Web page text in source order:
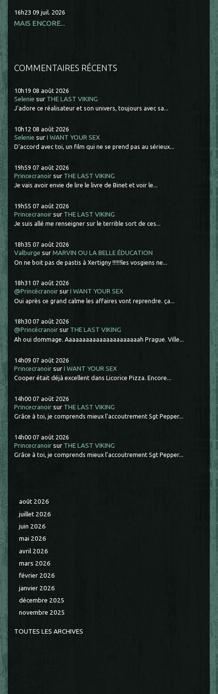
16h23 09 juil. 2026
MAIS ENCORE...
COMMENTAIRES RÉCENTS
10h19 08 août 2026
Selenie sur THE LAST VIKING
J'adore ce réalisateur et son univers, toujours avec sa...
10h12 08 août 2026
Selenie surI WANT YOUR SEX
D'accord avec toi, un film qui ne se prend pas au sérieux...
19h59 07 août 2026
Princecranoir sur THE LAST VIKING
Je vais avoir envie de lire le livre de Binet et voir le...
19h55 07 août 2026
Princecranoir sur THE LAST VIKING
Je suis allé me renseigner sur le terrible sort de ces...
18h35 07 août 2026
Valburge surMARVIN OU LA BELLE ÉDUCATION
On ne boit pas de pastis à Xertigny !!!!!!les vosgiens ne...
18h31 07 août 2026
@Princécranoir surI WANT YOUR SEX
Oui après ce grand calme les affaires vont reprendre. ça...
18h30 07 août 2026
@Princécranoir sur THE LAST VIKING
Ah oui dommage. Aaaaaaaaaaaaaaaaaaaaaah Prague. Ville...
14h09 07 août 2026
Princecranoir surI WANT YOUR SEX
Cooper était déjà excellent dans Licorice Pizza. Encore...
14h00 07 août 2026
Princecranoir sur THE LAST VIKING
Grâce à toi, je comprends mieux l'accoutrement Sgt Pepper...
14h00 07 août 2026
Princecranoir sur THE LAST VIKING
Grâce à toi, je comprends mieux l'accoutrement Sgt Pepper...
août 2026
juillet 2026
juin 2026
mai 2026
avril 2026
mars 2026
février 2026
janvier 2026
décembre 2025
novembre 2025
TOUTES LES ARCHIVES